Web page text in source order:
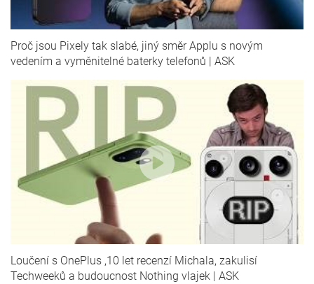
Proč jsou Pixely tak slabé, jiný směr Applu s novým
vedením a vyměnitelné baterky telefonů | ASK
Loučení s OnePlus ,10 let recenzí Michala, zakulisí
Techweeků a budoucnost Nothing vlajek | ASK